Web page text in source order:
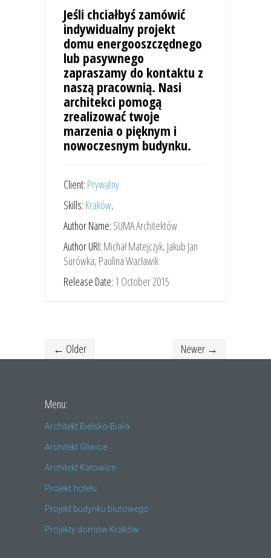
Jeśli chciałbyś zamówić
indywidualny projekt
domu energooszczędnego
lub pasywnego
zapraszamy do kontaktu z
naszą pracownią. Nasi
architekci pomogą
zrealizować twoje
marzenia o pięknym i
nowoczesnym budynku.
Client: Prywatny
Skills: Kraków,
Author Name: SUMA Architektów
Author URI: Michał Matejczyk, Jakub Jan
Surówka, Paulina Wacławik
Release Date: 1 October 2015
← Older Newer →
Menu:
Architekt Bielsko-Biała
Architekt Gliwice
Architekt Katowice
Projekt hotelu
Projekt budynku biurowego
Projekty domów Kraków